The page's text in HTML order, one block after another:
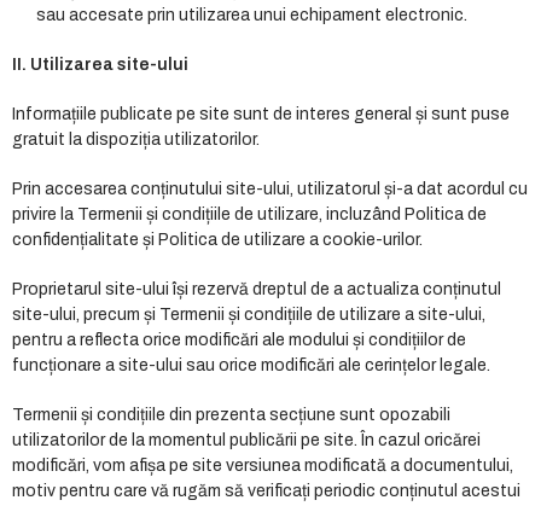
sau accesate prin utilizarea unui echipament electronic.
II. Utilizarea site-ului
Informațiile publicate pe site sunt de interes general și sunt puse
gratuit la dispoziția utilizatorilor.
Prin accesarea conținutului site-ului, utilizatorul și-a dat acordul cu
privire la Termenii și condițiile de utilizare, incluzând Politica de
confidențialitate și Politica de utilizare a cookie-urilor.
Proprietarul site-ului își rezervă dreptul de a actualiza conținutul
site-ului, precum și Termenii și condițiile de utilizare a site-ului,
pentru a reflecta orice modificări ale modului și condițiilor de
funcționare a site-ului sau orice modificări ale cerințelor legale.
Termenii și condițiile din prezenta secțiune sunt opozabili
utilizatorilor de la momentul publicării pe site. În cazul oricărei
modificări, vom afișa pe site versiunea modificată a documentului,
motiv pentru care vă rugăm să verificați periodic conținutul acestui